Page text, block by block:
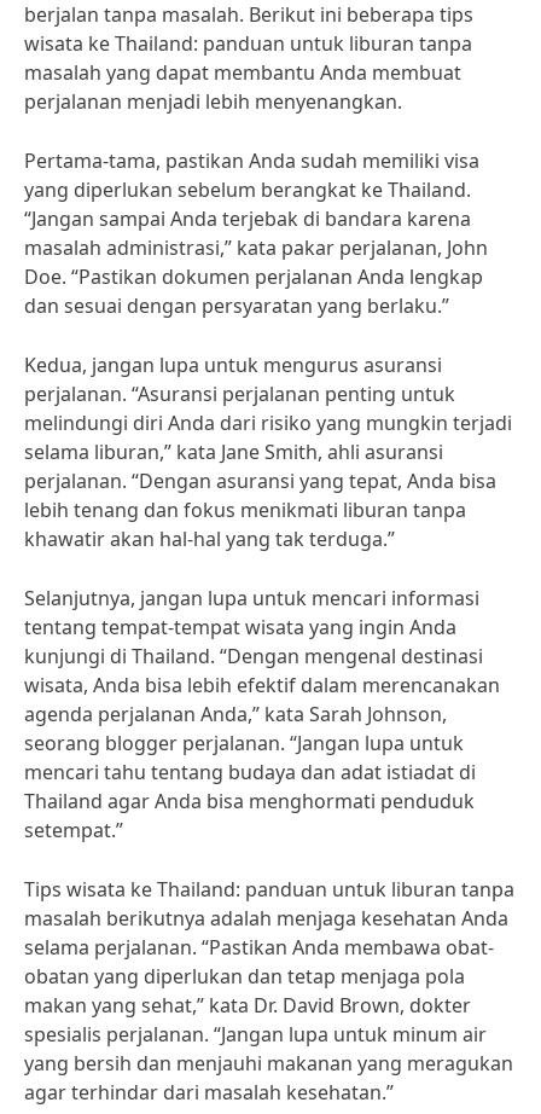
berjalan tanpa masalah. Berikut ini beberapa tips
wisata ke Thailand: panduan untuk liburan tanpa
masalah yang dapat membantu Anda membuat
perjalanan menjadi lebih menyenangkan.
Pertama-tama, pastikan Anda sudah memiliki visa
yang diperlukan sebelum berangkat ke Thailand.
“Jangan sampai Anda terjebak di bandara karena
masalah administrasi,” kata pakar perjalanan, John
Doe. “Pastikan dokumen perjalanan Anda lengkap
dan sesuai dengan persyaratan yang berlaku.”
Kedua, jangan lupa untuk mengurus asuransi
perjalanan. “Asuransi perjalanan penting untuk
melindungi diri Anda dari risiko yang mungkin terjadi
selama liburan,” kata Jane Smith, ahli asuransi
perjalanan. “Dengan asuransi yang tepat, Anda bisa
lebih tenang dan fokus menikmati liburan tanpa
khawatir akan hal-hal yang tak terduga.”
Selanjutnya, jangan lupa untuk mencari informasi
tentang tempat-tempat wisata yang ingin Anda
kunjungi di Thailand. “Dengan mengenal destinasi
wisata, Anda bisa lebih efektif dalam merencanakan
agenda perjalanan Anda,” kata Sarah Johnson,
seorang blogger perjalanan. “Jangan lupa untuk
mencari tahu tentang budaya dan adat istiadat di
Thailand agar Anda bisa menghormati penduduk
setempat.”
Tips wisata ke Thailand: panduan untuk liburan tanpa
masalah berikutnya adalah menjaga kesehatan Anda
selama perjalanan. “Pastikan Anda membawa obat-
obatan yang diperlukan dan tetap menjaga pola
makan yang sehat,” kata Dr. David Brown, dokter
spesialis perjalanan. “Jangan lupa untuk minum air
yang bersih dan menjauhi makanan yang meragukan
agar terhindar dari masalah kesehatan.”